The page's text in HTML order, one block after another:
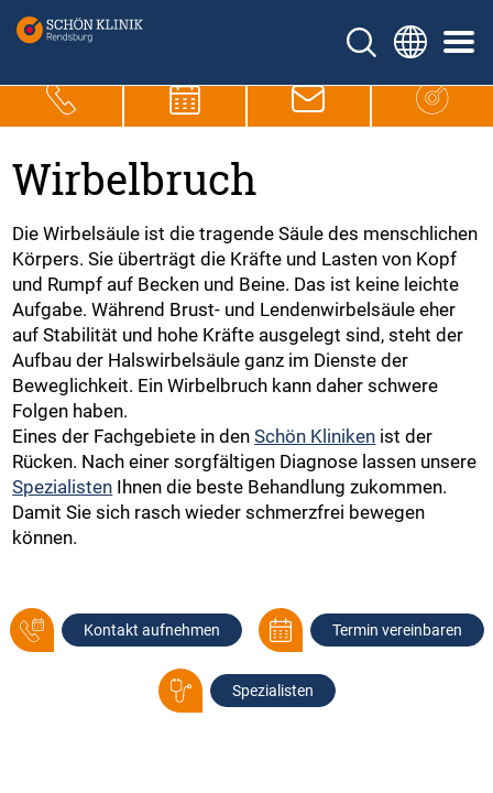
Wirbelbruch
Die Wirbelsäule ist die tragende Säule des menschlichen
Körpers. Sie überträgt die Kräfte und Lasten von Kopf
und Rumpf auf Becken und Beine. Das ist keine leichte
Aufgabe. Während Brust- und Lendenwirbelsäule eher
auf Stabilität und hohe Kräfte ausgelegt sind, steht der
Aufbau der Halswirbelsäule ganz im Dienste der
Beweglichkeit. Ein Wirbelbruch kann daher schwere
Folgen haben.
Eines der Fachgebiete in denSchön Kliniken ist der
Rücken. Nach einer sorgfältigen Diagnose lassen unsere
Spezialisten Ihnen die beste Behandlung zukommen.
Damit Sie sich rasch wieder schmerzfrei bewegen
können.
Kontakt aufnehmen Termin vereinbaren
Spezialisten